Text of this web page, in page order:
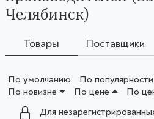
Челябинск)
Товары Поставщики
По умолчанию По популярности
По новизне
По цене
По
Для